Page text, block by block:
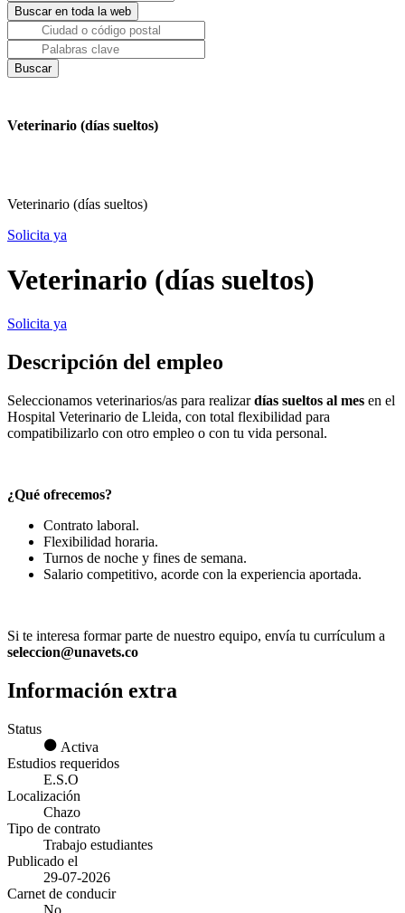
Veterinario (días sueltos)
Veterinario (días sueltos)
Solicita ya
Veterinario (días sueltos)
Solicita ya
Descripción del empleo
Seleccionamos veterinarios/as para realizardías sueltos al mes en el
Hospital Veterinario de Lleida, con total flexibilidad para
compatibilizarlo con otro empleo o con tu vida personal.
¿Qué ofrecemos?
Contrato laboral.
Flexibilidad horaria.
Turnos de noche y fines de semana.
Salario competitivo, acorde con la experiencia aportada.
Si te interesa formar parte de nuestro equipo, envía tu currículum a
seleccion@unavets.co
Información extra
Status
Activa
Estudios requeridos
E.S.O
Localización
Chazo
Tipo de contrato
Trabajo estudiantes
Publicado el
29-07-2026
Carnet de conducir
No